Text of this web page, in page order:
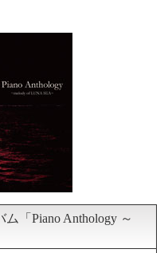
「Piano Anthology ～